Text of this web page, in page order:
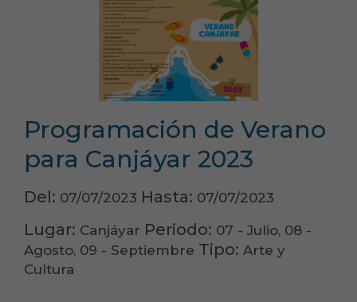
Programación de Verano
para Canjáyar 2023
Del: 07/07/2023 Hasta: 07/07/2023
Lugar: Canjáyar Periodo: 07 - Julio, 08 -
Agosto, 09 - Septiembre Tipo: Arte y
Cultura